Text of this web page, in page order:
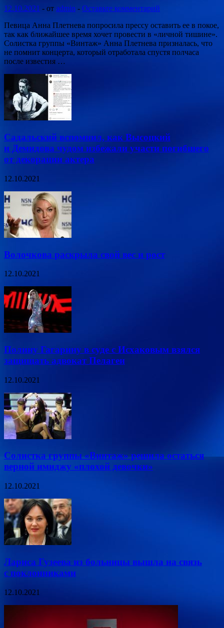
12.10.2021 - от admin - Оставьте комментарий
Певица Анна Плетнева попросила прессу оставить ее в покое,
так как ближайшее время хочет провести в «личной тишине».
Солистка группы «Винтаж» Анна Плетнева призналась, что
не помнит концерта, который отработала спустя полчаса
после известия …
Садальский вспомнил, как Высоцкий
и Демидова чудом избежали участи погибшего
от декорации актера
12.10.2021
Волочкова раскрыла свой вес и рост
12.10.2021
Полину Гагарину в суде с Исхаковым взялся
защищать адвокат Пелагеи
12.10.2021
Солистка группы «Винтаж» решила остаться
верной имиджу «плохой девочки»
12.10.2021
Лариса Гузеева из больницы вышла на связь
с поклонниками
12.10.2021